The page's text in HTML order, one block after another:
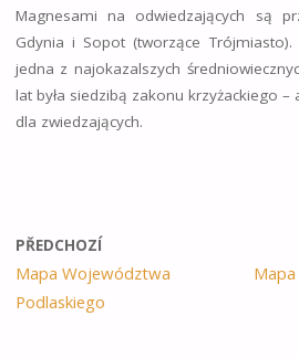
Magnesami na odwiedzających są
Gdynia i Sopot (tworzące
jedna z najokazalszych
lat była siedzibą zakonu krzyżackiego
dla zwiedzających.
PŘEDCHOZÍ
Mapa Województwa
Podlaskiego